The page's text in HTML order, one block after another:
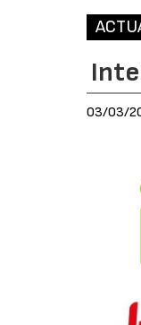
03/03/